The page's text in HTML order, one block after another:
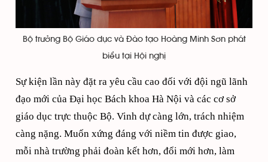
Bộ trưởng Bộ Giáo dục và Đào tạo Hoàng Minh Sơn phát
biểu tại Hội nghị
Sự kiện lần này đặt ra yêu cầu cao đối với đội ngũ lãnh
đạo mới của Đại học Bách khoa Hà Nội và các cơ sở
giáo dục trực thuộc Bộ. Vinh dự càng lớn, trách nhiệm
càng nặng. Muốn xứng đáng với niềm tin được giao,
mỗi nhà trường phải đoàn kết hơn, đổi mới hơn, làm